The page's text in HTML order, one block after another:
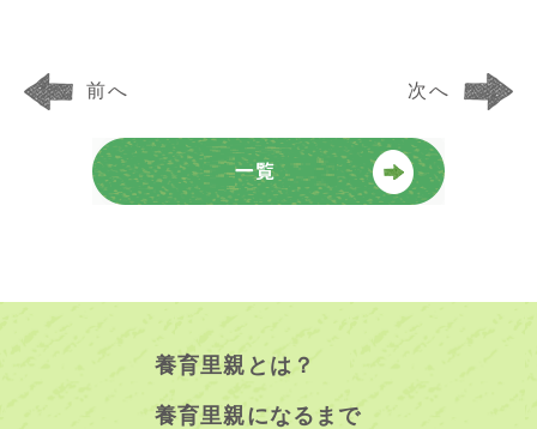
前へ 次へ
養育里親とは？
養育里親になるまで